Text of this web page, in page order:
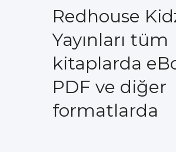
Redhouse
Yayınları tüm
kitaplarda
PDF ve diğer
formatlarda